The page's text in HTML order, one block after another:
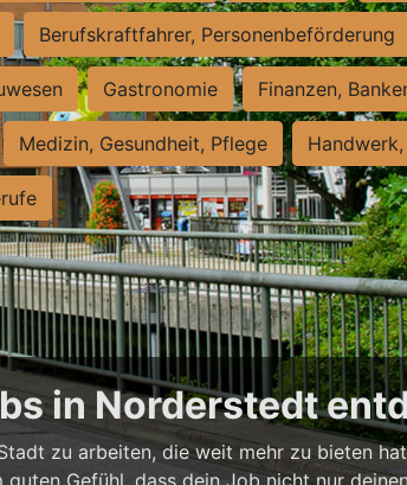
Berufskraftfahrer, Personenbeförderung
Gastronomie Finanzen,
Medizin, Gesundheit, Pflege
in Norderstedt
zu arbeiten, die weit mehr zu bieten